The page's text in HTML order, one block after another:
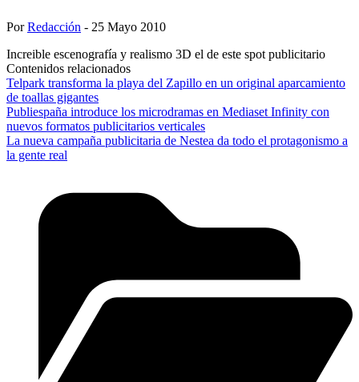
PorRedacción - 25 Mayo 2010
Increible escenografía y realismo 3D el de este spot publicitario
Contenidos relacionados
Telpark transforma la playa del Zapillo en un original aparcamiento
de toallas gigantes
Publiespaña introduce los microdramas en Mediaset Infinity con
nuevos formatos publicitarios verticales
La nueva campaña publicitaria de Nestea da todo el protagonismo a
la gente real